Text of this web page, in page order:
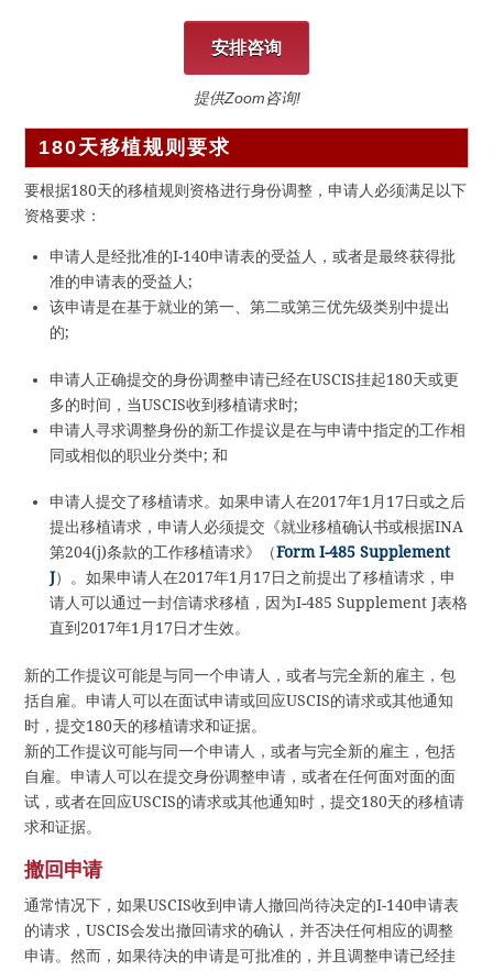
安排咨询
提供Zoom咨询!
180天移植规则要求
要根据180天的移植规则资格进行身份调整，申请人必须满足以下
资格要求：
申请人是经批准的I-140申请表的受益人，或者是最终获得批
准的申请表的受益人;
该申请是在基于就业的第一、第二或第三优先级类别中提出
的;
申请人正确提交的身份调整申请已经在USCIS挂起180天或更
多的时间，当USCIS收到移植请求时;
申请人寻求调整身份的新工作提议是在与申请中指定的工作相
同或相似的职业分类中; 和
申请人提交了移植请求。如果申请人在2017年1月17日或之后
提出移植请求，申请人必须提交《就业移植确认书或根据INA
第204(j)条款的工作移植请求》（Form I-485 Supplement
J）。如果申请人在2017年1月17日之前提出了移植请求，申
请人可以通过一封信请求移植，因为I-485 Supplement J表格
直到2017年1月17日才生效。
新的工作提议可能是与同一个申请人，或者与完全新的雇主，包
括自雇。申请人可以在面试申请或回应USCIS的请求或其他通知
时，提交180天的移植请求和证据。
新的工作提议可能与同一个申请人，或者与完全新的雇主，包括
自雇。申请人可以在提交身份调整申请，或者在任何面对面的面
试，或者在回应USCIS的请求或其他通知时，提交180天的移植请
求和证据。
撤回申请
通常情况下，如果USCIS收到申请人撤回尚待决定的I-140申请表
的请求，USCIS会发出撤回请求的确认，并否决任何相应的调整
申请。然而，如果待决的申请是可批准的，并且调整申请已经挂